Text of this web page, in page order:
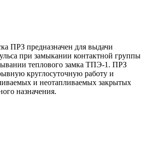
ПРЗ предназначен для выдачи
при замыкании контактной группы
теплового замка ТПЭ-1. ПРЗ
круглосуточную работу и
и неотапливаемых закрытых
назначения.